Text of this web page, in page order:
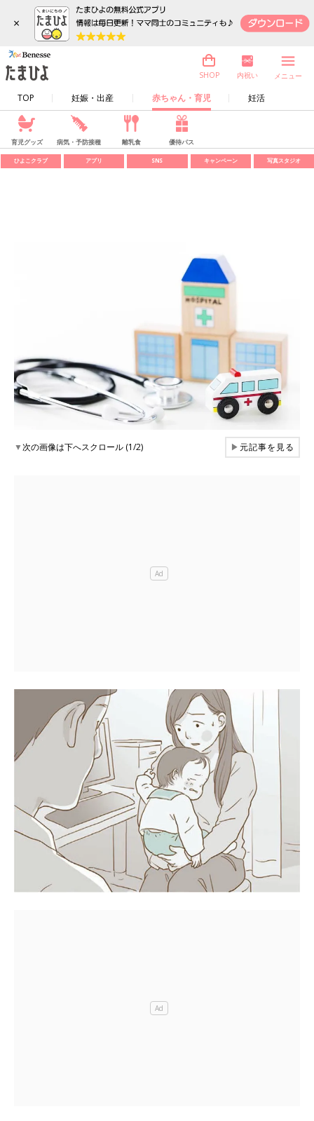
×
TOP 妊娠・出産 赤ちゃん・育児 妊活
SHOP 内祝い メニュー
育児グッズ 病気・予防接種 離乳食 優待パス
ひよこクラブ アプリ SNS キャンペーン 写真スタジオ
▼次の画像は下へスクロール (1/2) ▶元記事を見る